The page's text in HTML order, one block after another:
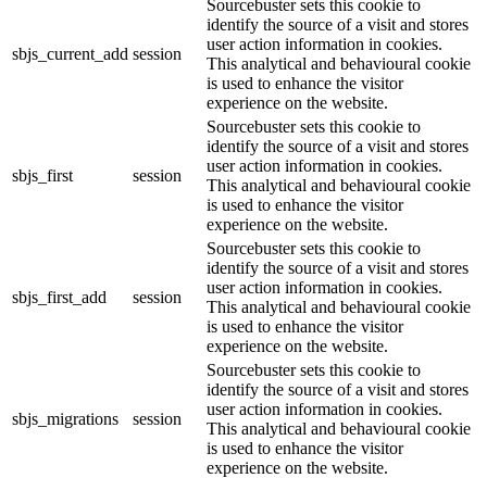
sbjs_current_add session
Sourcebuster sets this cookie to
identify the source of a visit and stores
user action information in cookies.
This analytical and behavioural cookie
is used to enhance the visitor
experience on the website.
sbjs_first session
Sourcebuster sets this cookie to
identify the source of a visit and stores
user action information in cookies.
This analytical and behavioural cookie
is used to enhance the visitor
experience on the website.
sbjs_first_add session
Sourcebuster sets this cookie to
identify the source of a visit and stores
user action information in cookies.
This analytical and behavioural cookie
is used to enhance the visitor
experience on the website.
sbjs_migrations session
Sourcebuster sets this cookie to
identify the source of a visit and stores
user action information in cookies.
This analytical and behavioural cookie
is used to enhance the visitor
experience on the website.